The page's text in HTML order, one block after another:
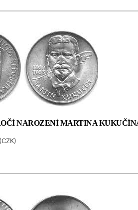
NAROZENÍ MARTINA
(CZK)